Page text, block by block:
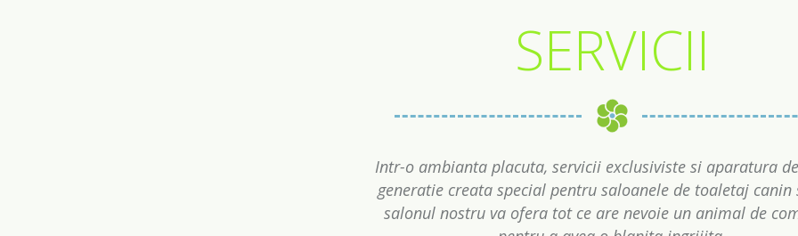
SERVICII
Intr-o ambianta placuta, servicii exclusiviste si aparatura
generatie creata special pentru saloanele de toaletaj canin
salonul nostru va ofera tot ce are nevoie un animal de